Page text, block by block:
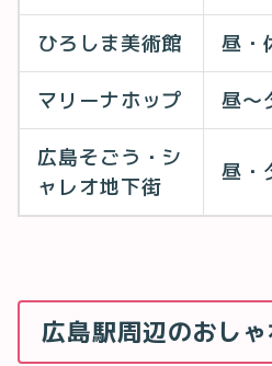
ひろしま美術館 昼・
マリーナホップ 昼〜
広島そごう・シ
ャレオ地下街
昼・
広島駅周辺のおしゃ